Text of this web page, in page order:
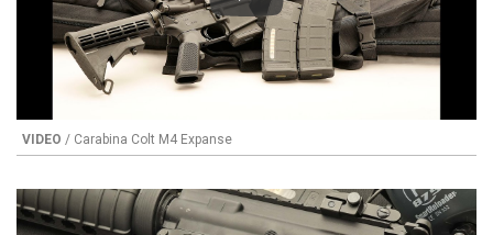
VIDEO / Carabina Colt M4 Expanse